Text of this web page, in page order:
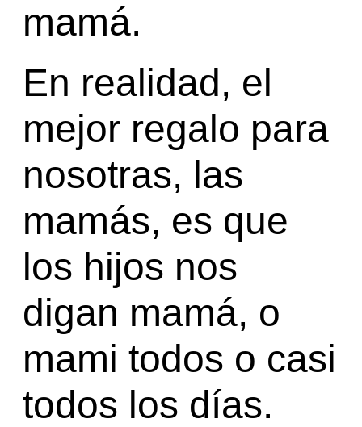
mamá.
En realidad, el
mejor regalo para
nosotras, las
mamás, es que
los hijos nos
digan mamá, o
mami todos o casi
todos los días.